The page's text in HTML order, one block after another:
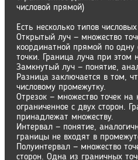
числовой прямой)
Есть несколько типов
Открытый луч — множество
координатной прямой по одну
точки. Граница луча при этом
Замкнутый луч — понятие,
Разница заключается в том,
числовому промежутку.
Отрезок — множество точек
ограниченное с двух сторон.
принадлежат множеству.
Интервал — понятие,
границы не входят в
Полуинтервал — множество
сторон. Одна из граничных